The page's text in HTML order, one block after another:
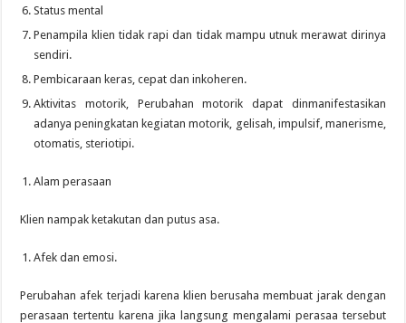
Status mental
Penampila klien tidak rapi dan tidak mampu utnuk merawat dirinya
sendiri.
Pembicaraan keras, cepat dan inkoheren.
Aktivitas motorik, Perubahan motorik dapat dinmanifestasikan
adanya peningkatan kegiatan motorik, gelisah, impulsif, manerisme,
otomatis, steriotipi.
Alam perasaan
Klien nampak ketakutan dan putus asa.
Afek dan emosi.
Perubahan afek terjadi karena klien berusaha membuat jarak dengan
perasaan tertentu karena jika langsung mengalami perasaa tersebut